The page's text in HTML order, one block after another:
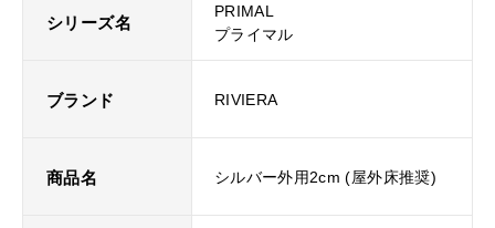
シリーズ名
PRIMAL
プライマル
ブランド RIVIERA
商品名 シルバー外用2cm (屋外床推奨)